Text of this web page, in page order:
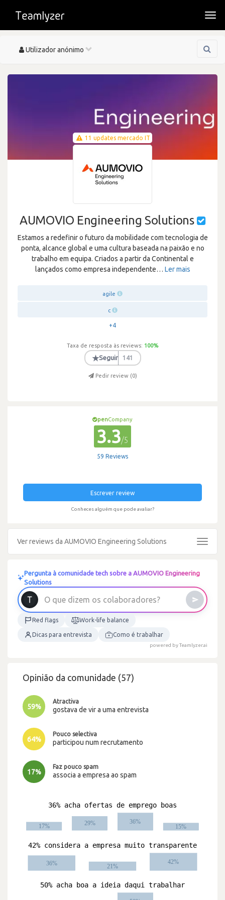
Toggle
Utilizador anónimo
11 updates mercado IT
AUMOVIO Engineering Solutions
Estamos a redefinir o futuro da mobilidade com tecnologia de
ponta, alcance global e uma cultura baseada na paixão e no
trabalho em equipa. Criados a partir da Continental e
lançados como empresa independente… Ler mais
agile
c
+4
Taxa de resposta às reviews: 100%
★Seguir 141
Pedir review (0)
penCompany
3.3/5
59 Reviews
Escrever review
Conheces alguém que pode avaliar?
Ver reviews da AUMOVIO Engineering Solutions
Toggle
Pergunta à comunidade tech sobre a AUMOVIO Engineering
Solutions
O que d izem os colaborad ores?
Red flags Work-life balance
Dicas para entrevista Como é trabalhar
powered by Teamlyzer.ai
Opinião da comunidade (57)
59%
Atractiva
gostava de vir a uma entrevista
64%
Pouco selectiva
participou num recrutamento
17%
Faz pouco spam
associa a empresa ao spam